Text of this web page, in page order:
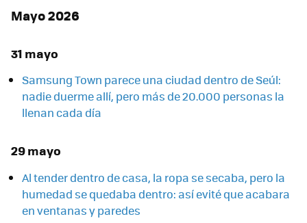
Mayo 2026
31 mayo
Samsung Town parece una ciudad dentro de Seúl:
nadie duerme allí, pero más de 20.000 personas la
llenan cada día
29 mayo
Al tender dentro de casa, la ropa se secaba, pero la
humedad se quedaba dentro: así evité que acabara
en ventanas y paredes